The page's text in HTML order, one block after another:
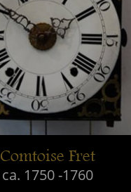
Comtoise Fret
ca. 1750 -1760